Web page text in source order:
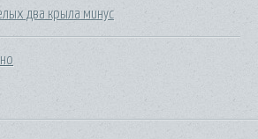
два крыла минус